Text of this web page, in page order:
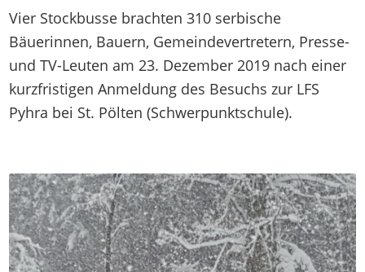
Vier Stockbusse brachten 310 serbische
Bäuerinnen, Bauern, Gemeindevertretern, Presse-
und TV-Leuten am 23. Dezember 2019 nach einer
kurzfristigen Anmeldung des Besuchs zur LFS
Pyhra bei St. Pölten (Schwerpunktschule).